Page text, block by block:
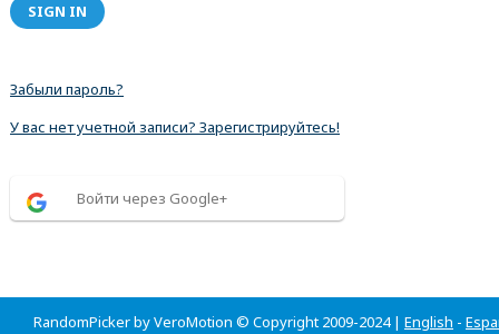
SIGN IN
Забыли пароль?
У вас нет учетной записи? Зарегистрируйтесь!
Войти через Google+
RandomPicker by VeroMotion © Copyright 2009-2024 | English -